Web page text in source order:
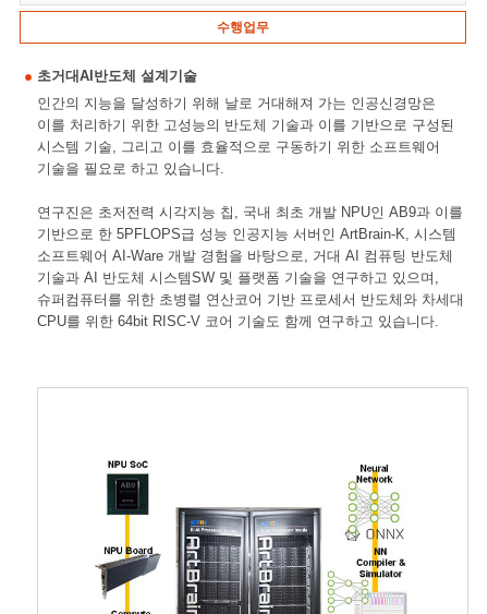
수행업무
초거대AI반도체 설계기술
인간의 지능을 달성하기 위해 날로 거대해져 가는 인공신경망은
이를 처리하기 위한 고성능의 반도체 기술과 이를 기반으로 구성된
시스템 기술, 그리고 이를 효율적으로 구동하기 위한 소프트웨어
기술을 필요로 하고 있습니다.
연구진은 초저전력 시각지능 칩, 국내 최초 개발 NPU인 AB9과 이를
기반으로 한 5PFLOPS급 성능 인공지능 서버인 ArtBrain-K, 시스템
소프트웨어 AI-Ware 개발 경험을 바탕으로, 거대 AI 컴퓨팅 반도체
기술과 AI 반도체 시스템SW 및 플랫폼 기술을 연구하고 있으며,
슈퍼컴퓨터를 위한 초병렬 연산코어 기반 프로세서 반도체와 차세대
CPU를 위한 64bit RISC-V 코어 기술도 함께 연구하고 있습니다.